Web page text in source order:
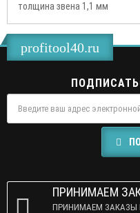
толщина звена 1,1 мм
profitool40.ru
ПРИНИМАЕМ
ПРИНИМАЕМ ЗАКАЗЫ